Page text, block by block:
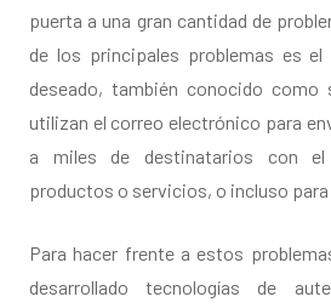
puerta a una gran cantidad de
de los principales problemas es
deseado, también conocido como
utilizan el correo electrónico para
a miles de destinatarios con
productos o servicios, o incluso
Para hacer frente a estos
desarrollado tecnologías de